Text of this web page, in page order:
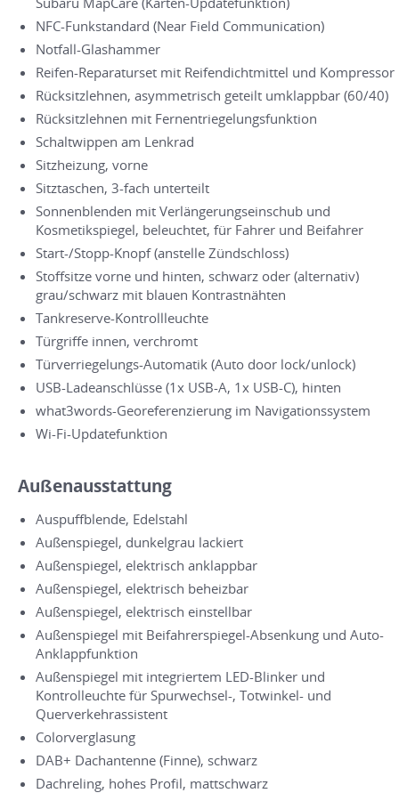
NFC-Funkstandard (Near Field Communication)
Notfall-Glashammer
Reifen-Reparaturset mit Reifendichtmittel und Kompressor
Rücksitzlehnen, asymmetrisch geteilt umklappbar (60/40)
Rücksitzlehnen mit Fernentriegelungsfunktion
Schaltwippen am Lenkrad
Sitzheizung, vorne
Sitztaschen, 3-fach unterteilt
Sonnenblenden mit Verlängerungseinschub und
Kosmetikspiegel, beleuchtet, für Fahrer und Beifahrer
Start-/Stopp-Knopf (anstelle Zündschloss)
Stoffsitze vorne und hinten, schwarz oder (alternativ)
grau/schwarz mit blauen Kontrastnähten
Tankreserve-Kontrollleuchte
Türgriffe innen, verchromt
Türverriegelungs-Automatik (Auto door lock/unlock)
USB-Ladeanschlüsse (1x USB-A, 1x USB-C), hinten
what3words-Georeferenzierung im Navigationssystem
Wi-Fi-Updatefunktion
Außenausstattung
Auspuffblende, Edelstahl
Außenspiegel, dunkelgrau lackiert
Außenspiegel, elektrisch anklappbar
Außenspiegel, elektrisch beheizbar
Außenspiegel, elektrisch einstellbar
Außenspiegel mit Beifahrerspiegel-Absenkung und Auto-
Anklappfunktion
Außenspiegel mit integriertem LED-Blinker und
Kontrolleuchte für Spurwechsel-, Totwinkel- und
Querverkehrassistent
Colorverglasung
DAB+ Dachantenne (Finne), schwarz
Dachreling, hohes Profil, mattschwarz